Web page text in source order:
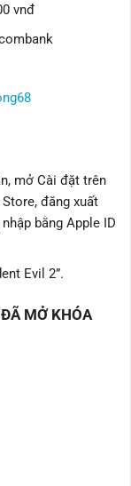
vnđ
mở Cài đặt trên
đăng xuất
bằng Apple ID
Evil 2”.
MỞ KHÓA